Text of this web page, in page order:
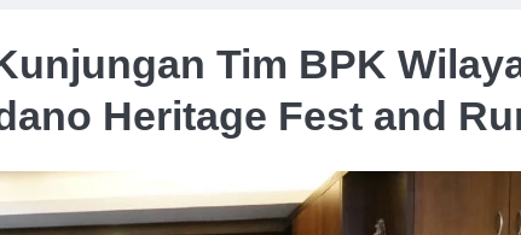
Tim BPK
Heritage Fest and